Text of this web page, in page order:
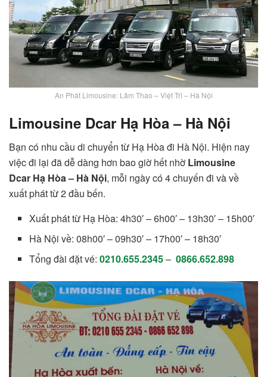
An Phát Limousine: Lâm Thao – Việt Trì – Hà Nội
Limousine Dcar Hạ Hòa – Hà Nội
Bạn có nhu cầu di chuyển từ Hạ Hòa đi Hà Nội. Hiện nay
việc đi lại đã dễ dàng hơn bao giờ hết nhờ Limousine
Dcar Hạ Hòa – Hà Nội, mỗi ngày có 4 chuyến đi và về
xuất phát từ 2 đầu bến.
Xuất phát từ Hạ Hòa: 4h30′ – 6h00′ – 13h30′ – 15h00′
Hà Nội về: 08h00′ – 09h30′ – 17h00′ – 18h30′
Tổng đài đặt vé:0210.655.2345–0866.652.898